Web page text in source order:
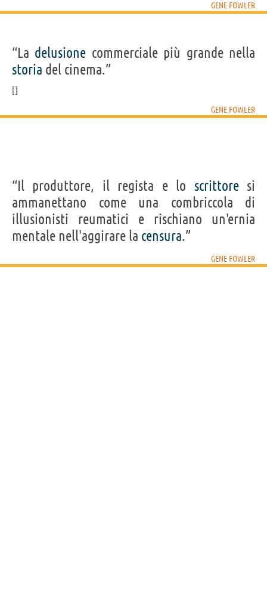
GENE FOWLER
“La delusione commerciale più grande nella
storia del cinema.”
GENE FOWLER
“Il produttore, il regista e lo scrittoresi
ammanettano come una combriccola di
illusionisti reumatici e rischiano un'ernia
mentale nell'aggirare la censura.”
GENE FOWLER